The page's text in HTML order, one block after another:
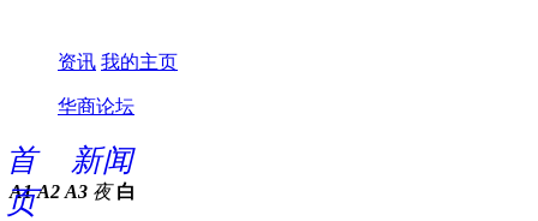
资讯 我的主页
华商论坛
首
页
新闻
A1 A2 A3 夜 白